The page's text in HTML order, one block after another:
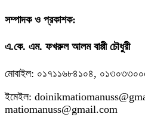
সম্পাদক ও প্রকাশক:
এ.কে. এম. ফখরুল আলম বাপ্পী চৌধুরী
মোবাইল: ০১৭১১৬৮৪১০৪,
ইমেইল:
matiomanuss@gmail.com